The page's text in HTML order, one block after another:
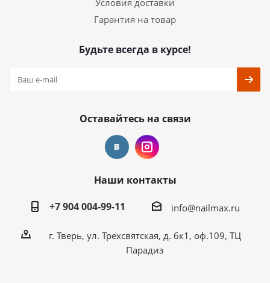
Условия доставки
Гарантия на товар
Будьте всегда в курсе!
Оставайтесь на связи
Наши контакты
+7 904 004-99-11
info@nailmax.ru
г. Тверь, ул. Трехсвятская, д. 6к1, оф.109, ТЦ
Парадиз